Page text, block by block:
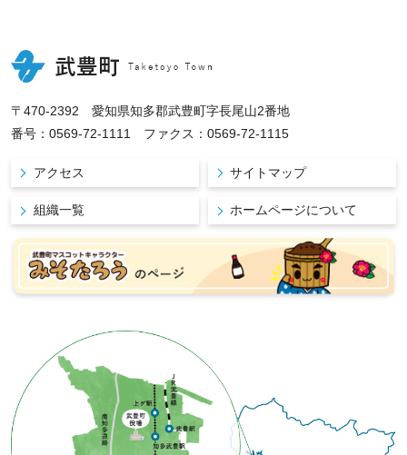
〒470-2392 愛知県知多郡武豊町字長尾山2番地
番号：0569-72-1111 ファクス：0569-72-1115
アクセス サイトマップ
組織一覧 ホームページについて